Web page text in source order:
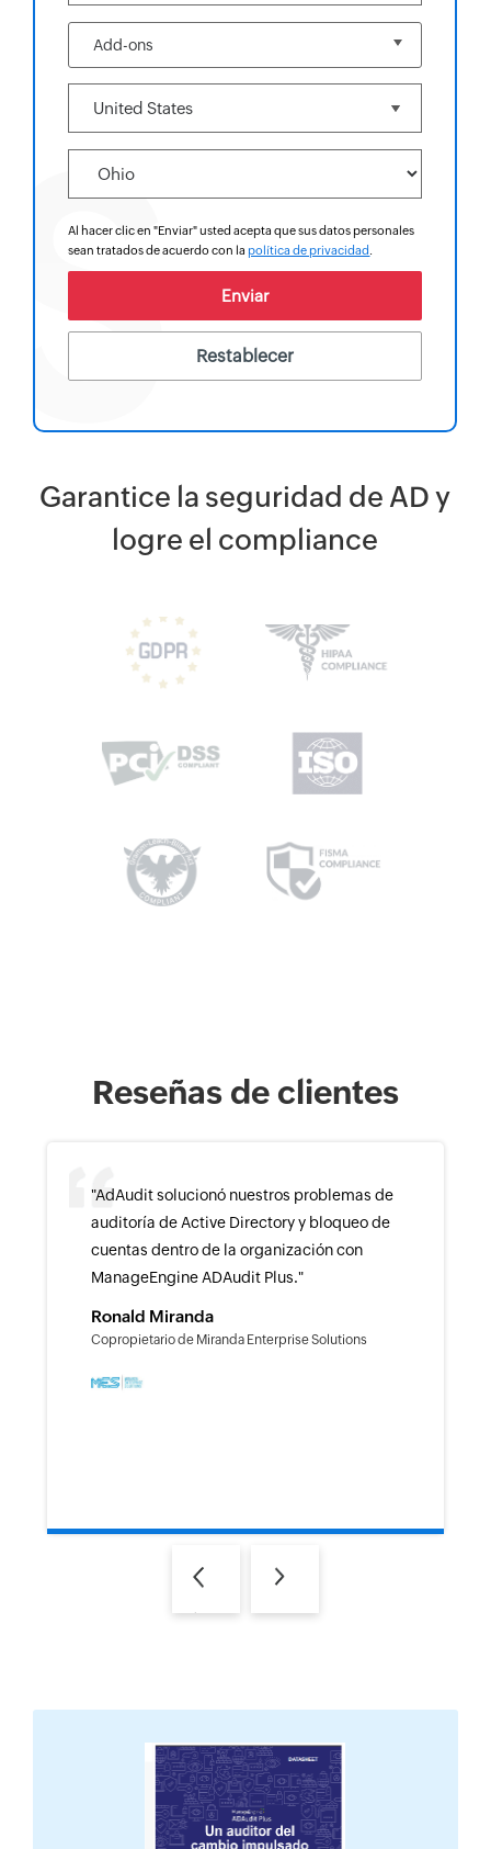
Add-ons
Al hacer clic en "Enviar" usted acepta que sus datos personales
sean tratados de acuerdo con la política de privacidad
Garantice la seguridad de AD y
logre elHIPcompliance
Reseñas de clientes
"AdAudit solucionó nuestros problemas de
auditoría de Active Directory y bloqueo de
cuentas dentro de la organización con
ManageEngine ADAudit Plus."
Ronald Miranda
Copropietario de Miranda Enterprise Solutions